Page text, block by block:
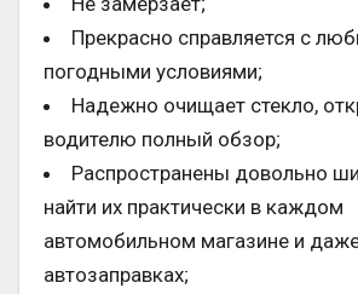
Прекрасно справляется с
погодными условиями;
Надежно очищает стекло,
водителю полный обзор;
Распространены довольно
найти их практически в каждом
автомобильном магазине и
автозаправках;